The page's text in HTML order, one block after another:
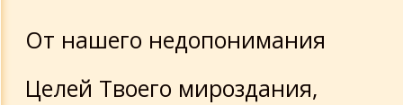
От нашего недопонимания
Целей Твоего мироздания,